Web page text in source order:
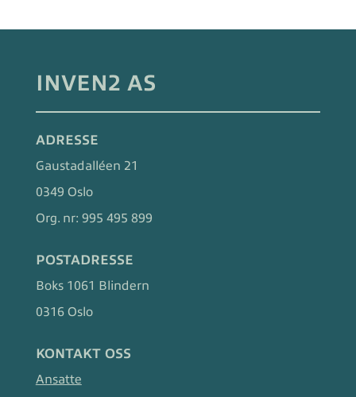
INVEN2 AS
ADRESSE
Gaustadalléen 21
0349 Oslo
Org. nr: 995 495 899
POSTADRESSE
Boks 1061 Blindern
0316 Oslo
KONTAKT OSS
Ansatte